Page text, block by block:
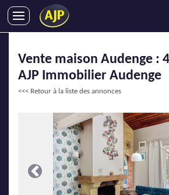
VENTES
LOCATIONS
GESTION LOCATIVE
IMMOBILIER NEUF
LOCATIONS DE VACANCES
ENTREPRISES
Vente maison Audenge :
AJP Immobilier Audenge
<<< Retour à la liste des annonces
Précédente